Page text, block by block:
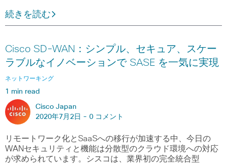
続きを読む
Cisco SD-WAN：シンプル、セキュア、スケー
ラブルなイノベーションで SASE を一気に実現
ネットワーキング
1 min read
Cisco Japan
2020年7月2日 - 0 コメント
リモートワーク化とSaaSへの移行が加速する中、今日の
WANセキュリティと機能は分散型のクラウド環境への対応
が求められています。シスコは、業界初の完全統合型